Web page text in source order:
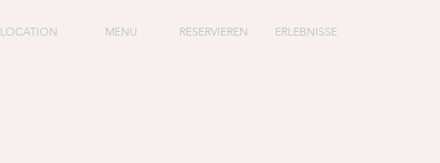
LOCATION MENU RESERVIEREN ERLEBNISSE